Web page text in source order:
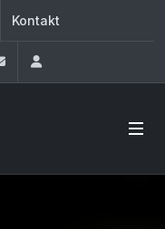
Kontakt
33 86 930